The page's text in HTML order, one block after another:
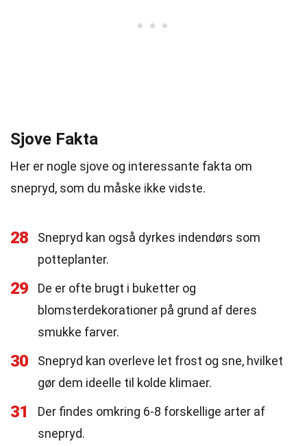
Sjove Fakta
Her er nogle sjove og interessante fakta om
snepryd, som du måske ikke vidste.
28
Snepryd kan også dyrkes indendørs som
potteplanter.
29
De er ofte brugt i buketter og
blomsterdekorationer på grund af deres
smukke farver.
30
Snepryd kan overleve let frost og sne, hvilket
gør dem ideelle til kolde klimaer.
31
Der findes omkring 6-8 forskellige arter af
snepryd.